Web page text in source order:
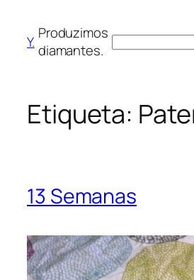
Y. Produzimos
diamantes.
Etiqueta:
13 Semanas